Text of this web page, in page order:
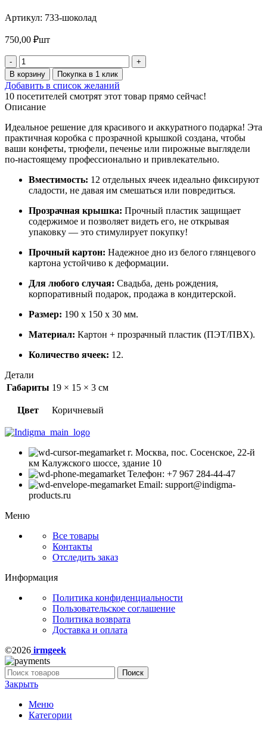
Артикул: 733-шоколад
750,00 ₽шт
Количество
товара
Коробка
для
конфет
с
пластиковой
крышкой
190*150*30
мм
(шоколад)
(10
шт
упаковке)
В корзину Покупка в 1 клик
Добавить в список желаний
10 посетителей смотрят этот товар прямо сейчас!
Описание
Идеальное решение для красивого и аккуратного подарка! Эта
практичная коробка с прозрачной крышкой создана, чтобы
ваши конфеты, трюфели, печенье или пирожные выглядели
по-настоящему профессионально и привлекательно.
Вместимость: 12 отдельных ячеек идеально фиксируют
сладости, не давая им смешаться или повредиться.
Прозрачная крышка: Прочный пластик защищает
содержимое и позволяет видеть его, не открывая
упаковку — это стимулирует покупку!
Прочный картон: Надежное дно из белого глянцевого
картона устойчиво к деформации.
Для любого случая: Свадьба, день рождения,
корпоративный подарок, продажа в кондитерской.
Размер: 190 х 150 х 30 мм.
Материал: Картон + прозрачный пластик (ПЭТ/ПВХ).
Количество ячеек: 12.
Детали
Габариты 19 × 15 × 3 см
Цвет Коричневый
г. Москва, пос. Сосенское, 22-й
км Калужского шоссе, здание 10
Телефон: +7 967 284-44-47
Email: support@indigma-
products.ru
Меню
Все товары
Контакты
Отследить заказ
Информация
Политика конфиденциальности
Пользовательское соглашение
Политика возврата
Доставка и оплата
©2026 irmgeek
Поиск
Закрыть
Меню
Категории